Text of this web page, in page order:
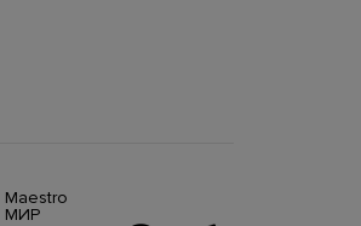
Maestro
МИР